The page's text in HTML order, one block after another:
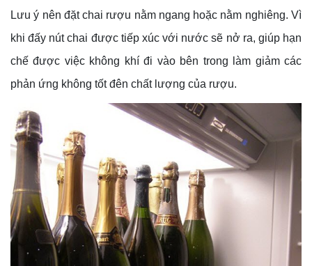
Lưu ý nên đặt chai rượu nằm ngang hoặc nằm nghiêng. Vì
khi đấy nút chai được tiếp xúc với nước sẽ nở ra, giúp hạn
chế được việc không khí đi vào bên trong làm giảm các
phản ứng không tốt đên chất lượng của rượu.